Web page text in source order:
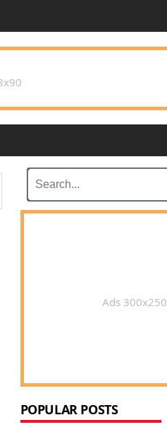
Ads 300x250
POPULAR POSTS